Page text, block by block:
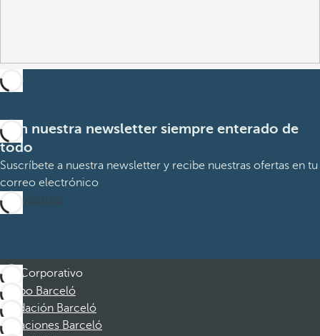
Con nuestra newsletter siempre enterado de
todo
Suscríbete a nuestra newsletter y recibe nuestras ofertas en tu
correo electrónico
Suscribirme
Corporativo
Grupo Barceló
Fundación Barceló
Vacaciones Barceló